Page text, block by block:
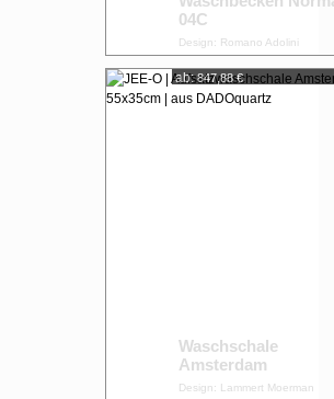
04C
Design: Romano Adolini
ab: 847,88 €
Waschschale
Amsterdam
Design: Lammert Moerman